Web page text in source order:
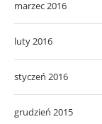
marzec 2016
luty 2016
styczeń 2016
grudzień 2015